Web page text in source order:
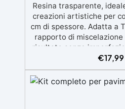
Resina trasparente,
creazioni artistiche per
cm di spessore. Adatta a
rapporto di miscelazione
risultato senza
per colate senza bolle,
legno, silicone,
materiali. Certificata
sicura per il contatto con
€17,99